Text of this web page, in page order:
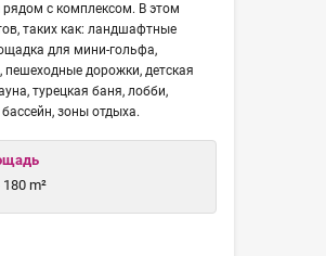
с комплексом. В этом
таких как: ландшафтные
для мини-гольфа,
дорожки, детская
турецкая баня, лобби,
зоны отдыха.
180 m²